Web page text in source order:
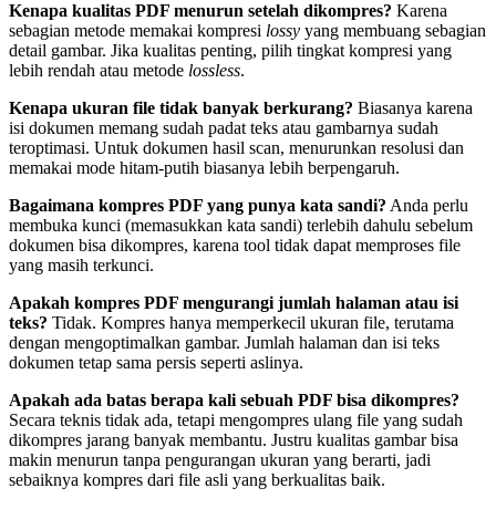
Kenapa kualitas PDF menurun setelah dikompres? Karena
sebagian metode memakai kompresi lossy yang membuang sebagian
detail gambar. Jika kualitas penting, pilih tingkat kompresi yang
lebih rendah atau metode lossless.
Kenapa ukuran file tidak banyak berkurang? Biasanya karena
isi dokumen memang sudah padat teks atau gambarnya sudah
teroptimasi. Untuk dokumen hasil scan, menurunkan resolusi dan
memakai mode hitam-putih biasanya lebih berpengaruh.
Bagaimana kompres PDF yang punya kata sandi? Anda perlu
membuka kunci (memasukkan kata sandi) terlebih dahulu sebelum
dokumen bisa dikompres, karena tool tidak dapat memproses file
yang masih terkunci.
Apakah kompres PDF mengurangi jumlah halaman atau isi
teks? Tidak. Kompres hanya memperkecil ukuran file, terutama
dengan mengoptimalkan gambar. Jumlah halaman dan isi teks
dokumen tetap sama persis seperti aslinya.
Apakah ada batas berapa kali sebuah PDF bisa dikompres?
Secara teknis tidak ada, tetapi mengompres ulang file yang sudah
dikompres jarang banyak membantu. Justru kualitas gambar bisa
makin menurun tanpa pengurangan ukuran yang berarti, jadi
sebaiknya kompres dari file asli yang berkualitas baik.